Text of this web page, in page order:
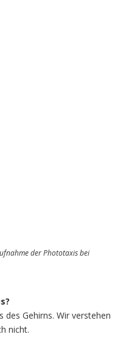
der Phototaxis bei
des Gehirns. Wir verstehen
nicht.